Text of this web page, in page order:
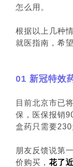
怎么用。
根据以上几种
就医指南，希
01 新冠特效
目前北京市已
保，医保报销
盒药只需要230
朋友反馈说第
价购买， 花了